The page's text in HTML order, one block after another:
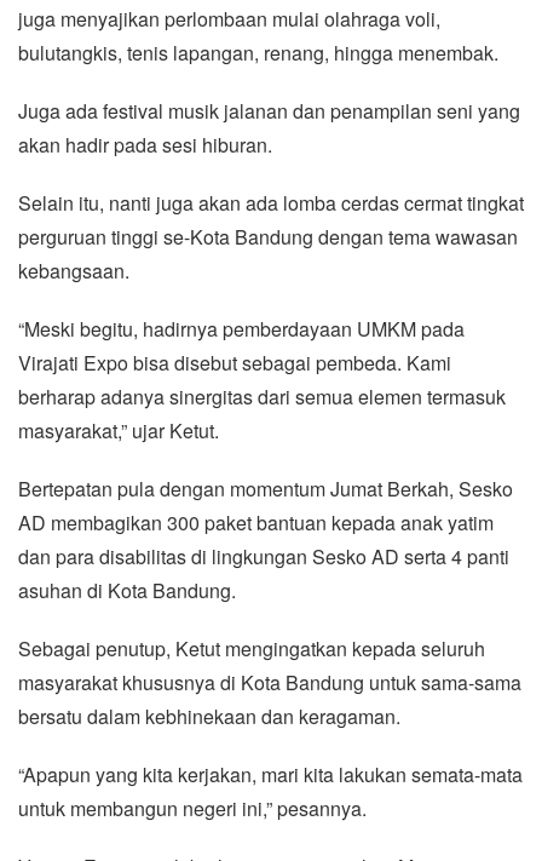
juga menyajikan perlombaan mulai olahraga voli,
bulutangkis, tenis lapangan, renang, hingga menembak.
Juga ada festival musik jalanan dan penampilan seni yang
akan hadir pada sesi hiburan.
Selain itu, nanti juga akan ada lomba cerdas cermat tingkat
perguruan tinggi se-Kota Bandung dengan tema wawasan
kebangsaan.
“Meski begitu, hadirnya pemberdayaan UMKM pada
Virajati Expo bisa disebut sebagai pembeda. Kami
berharap adanya sinergitas dari semua elemen termasuk
masyarakat,” ujar Ketut.
Bertepatan pula dengan momentum Jumat Berkah, Sesko
AD membagikan 300 paket bantuan kepada anak yatim
dan para disabilitas di lingkungan Sesko AD serta 4 panti
asuhan di Kota Bandung.
Sebagai penutup, Ketut mengingatkan kepada seluruh
masyarakat khususnya di Kota Bandung untuk sama-sama
bersatu dalam kebhinekaan dan keragaman.
“Apapun yang kita kerjakan, mari kita lakukan semata-mata
untuk membangun negeri ini,” pesannya.